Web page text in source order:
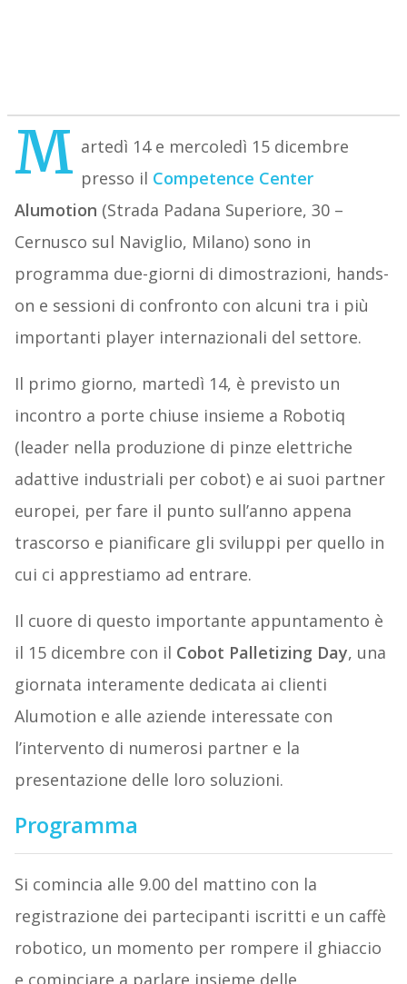
M artedì 14 e mercoledì 15 dicembre
presso il Competence Center
Alumotion (Strada Padana Superiore, 30 –
Cernusco sul Naviglio, Milano) sono in
programma due-giorni di dimostrazioni, hands-
on e sessioni di confronto con alcuni tra i più
importanti player internazionali del settore.
Il primo giorno, martedì 14, è previsto un
incontro a porte chiuse insieme a Robotiq
(leader nella produzione di pinze elettriche
adattive industriali per cobot) e ai suoi partner
europei, per fare il punto sull’anno appena
trascorso e pianificare gli sviluppi per quello in
cui ci apprestiamo ad entrare.
Il cuore di questo importante appuntamento è
il 15 dicembre con il Cobot Palletizing Day, una
giornata interamente dedicata ai clienti
Alumotion e alle aziende interessate con
l’intervento di numerosi partner e la
presentazione delle loro soluzioni.
Programma
Si comincia alle 9.00 del mattino con la
registrazione dei partecipanti iscritti e un caffè
robotico, un momento per rompere il ghiaccio